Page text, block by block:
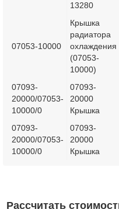
13280
07053-10000
Крышка
радиатора
охлаждения
(07053-
10000)
07093-
20000/07053-
10000/0
07093-
20000
Крышка
07093-
20000/07053-
10000/0
07093-
20000
Крышка
Рассчитать